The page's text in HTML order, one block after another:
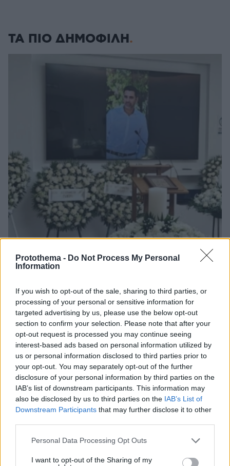
Protothema - Do Not Process My Personal
Information
If you wish to opt-out of the sale, sharing to third parties, or
processing of your personal or sensitive information for
targeted advertising by us, please use the below opt-out
section to confirm your selection. Please note that after your
opt-out request is processed you may continue seeing
interest-based ads based on personal information utilized by
us or personal information disclosed to third parties prior to
your opt-out. You may separately opt-out of the further
disclosure of your personal information by third parties on the
IAB’s list of downstream participants. This information may
also be disclosed by us to third parties on the IAB’s List of
Downstream Participants that may further disclose it to other
Please note that this website/app uses one or more Google
not limited to your visit or usage behaviour. You may click to
Personal Data Processing Opt Outs
I want to opt-out of the Sharing of my
ΤΑ ΠΙΟ ΔΗΜΟΦΙΛΗ
Αριστοτέλης Δαμίγος: Σε κλίμα οδύνης έγινε η
αποτέφρωση του συντονιστή που σκοτώθηκε
μετά τη σύγκρουση ελικοπτέρων στην Ψάθα,
φωτογραφίες